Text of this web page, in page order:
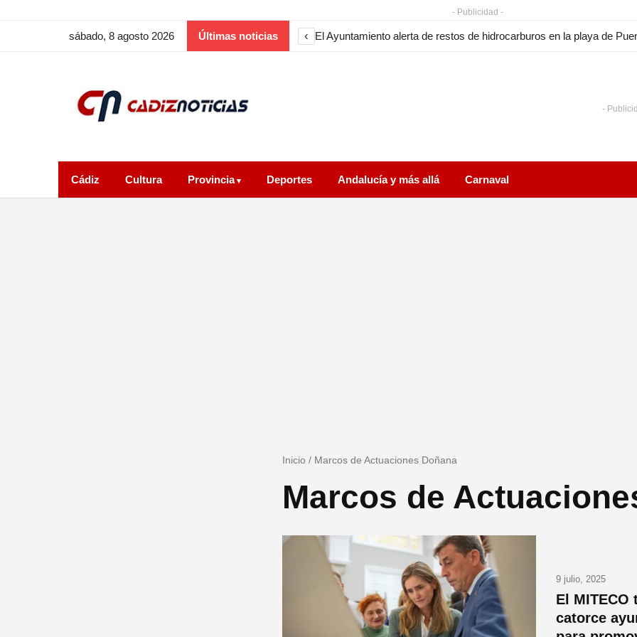
- Publicidad -
sábado, 8 agosto 2026 Últimas noticias ‹
-
Cádiz Cultura Provincia Deportes Andalucía y más allá Carnaval
Inicio / Marcos de Actuaciones Doñana
Marcos de
9 julio, 2025
El
catorce